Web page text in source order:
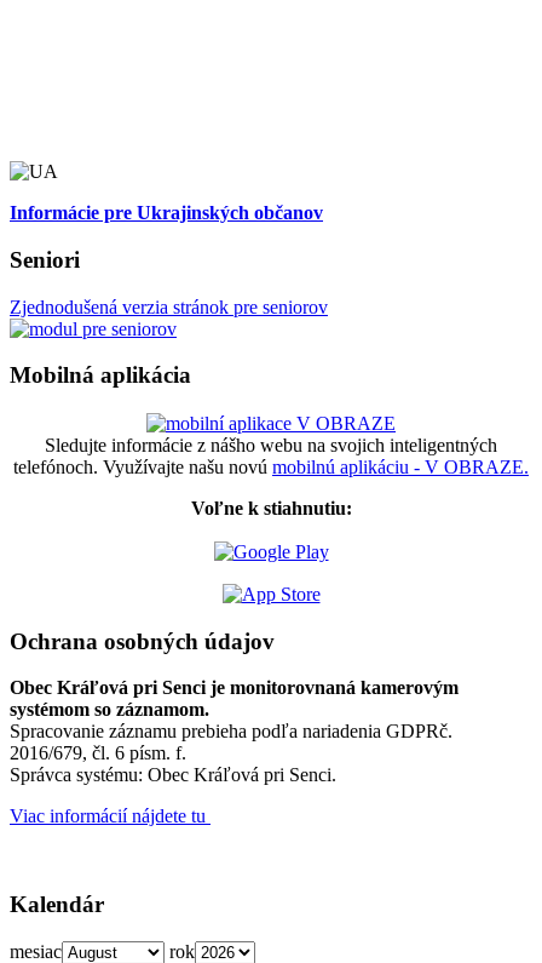
Informácie pre Ukrajinských občanov
Seniori
Zjednodušená verzia stránok pre seniorov
Mobilná aplikácia
Sledujte informácie z nášho webu na svojich inteligentných
telefónoch. Využívajte našu novú mobilnú aplikáciu - V OBRAZE.
Voľne k stiahnutiu:
Ochrana osobných údajov
Obec Kráľová pri Senci je monitorovnaná kamerovým
systémom so záznamom.
Spracovanie záznamu prebieha podľa nariadenia GDPRč.
2016/679, čl. 6 písm. f.
Správca systému: Obec Kráľová pri Senci.
Viac informácií nájdete tu
Kalendár
mesiac rok